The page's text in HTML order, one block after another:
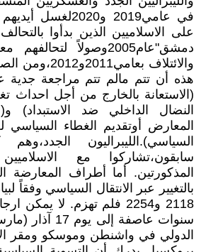
في عامي2019
على الاسلاميين الذين بدأوا
دمشق"عام2005وصولاً
والائتلاف
هذه أن تتم مالم تتم مراجعة جدية
(الاستعانة بالخارج من أجل احداث
النضال الداخلي ضد الاستبداد)
المعارض أوتقديم الغطاء السياسي
السياسي).الليبراليون
سابقون،تشاركوا مع
المذكورتين. أما أطراف المعارضة
بالتغيير عبر الانتقال السياسي وفقاً
2118 و2254 فلم تهزم. لا
الدولي في واشنطن وموسكو ومقر